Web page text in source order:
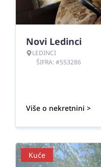
Novi Ledinci
LEDINCI
ŠIFRA: #553286
Više o nekretnini >
Kuće